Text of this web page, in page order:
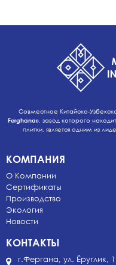
Совместное Китайско-
Ferghana», завод которого
плитки, является одним из
КОМПАНИЯ
О Компании
Сертификаты
Производство
Экология
Новости
КОНТАКТЫ
г.Фергана, ул. Ёруглик,